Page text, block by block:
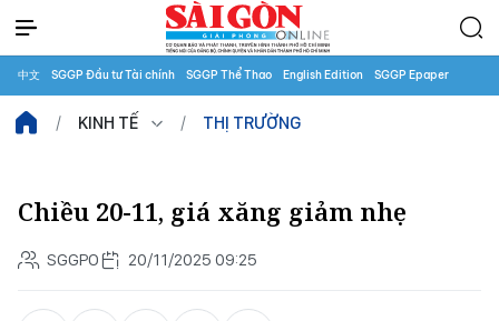
中文 SGGP Đầu tư Tài chính SGGP Thể Thao English Edition SGGP Epaper
KINH TẾ THỊ TRƯỜNG
Chiều 20-11, giá xăng giảm nhẹ
SGGPO 20/11/2025 09:25